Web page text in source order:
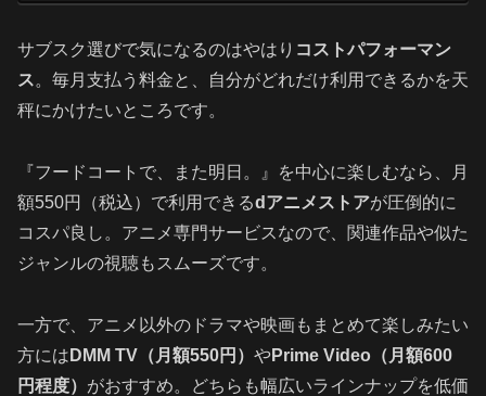
サブスク選びで気になるのはやはり コストパフォーマン
ス。毎月支払う料金と、自分がどれだけ利用できるかを天
秤にかけたいところです。
『フードコートで、また明日。』を中心に楽しむなら、月
額550円（税込）で利用できるdアニメストアが圧倒的に
コスパ良し。アニメ専門サービスなので、関連作品や似た
ジャンルの視聴もスムーズです。
一方で、アニメ以外のドラマや映画もまとめて楽しみたい
方には DMM TV（月額550円） やPrime Video（月額600
円程度） がおすすめ。どちらも幅広いラインナップを低価